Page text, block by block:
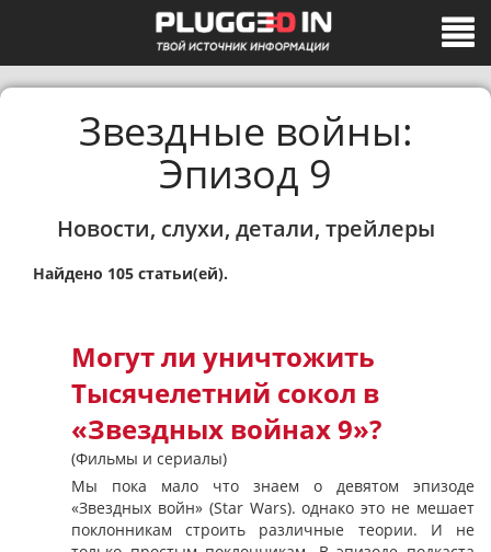
Звездные войны:
Эпизод 9
Новости, слухи, детали, трейлеры
Найдено 105 статьи(ей).
Могут ли уничтожить
Тысячелетний сокол в
«Звездных войнах 9»?
(Фильмы и сериалы)
Мы пока мало что знаем о девятом эпизоде
«Звездных войн» (Star Wars). однако это не мешает
поклонникам строить различные теории. И не